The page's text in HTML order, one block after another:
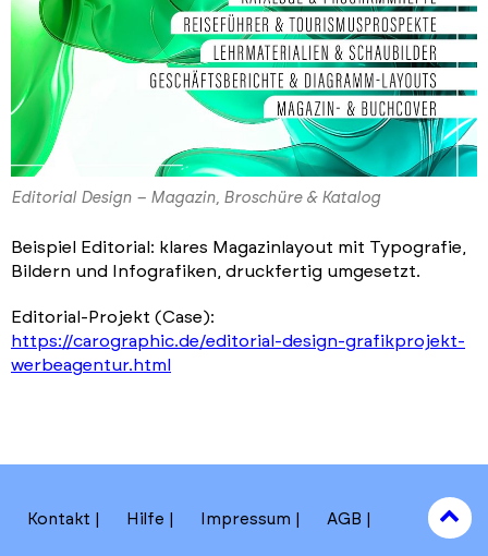
Editorial Design – Magazin, Broschüre & Katalog
Beispiel Editorial: klares Magazinlayout mit Typografie,
Bildern und Infografiken, druckfertig umgesetzt.
Editorial-Projekt (Case):
https://carographic.de/editorial-design-grafikprojekt-
werbeagentur.html
Kontakt Hilfe Impressum AGB
to
top